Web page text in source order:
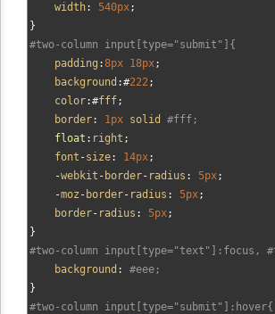
    width
: 540px;
}
#two-column input[type="submit"]{
    padding
:8px 18px;
    background
:#222;
    color
:#fff;
    border
: 1px solid #fff;
float : right ;
    font
-size: 14px;
-webkit - border- radius : 5px;
-moz - border- radius : 5px;
    border
- radius : 5px;
}
#two-column input[type="text"]:focus,
    background
:
#eee;
}
#two-column input[type="submit"]:hover{